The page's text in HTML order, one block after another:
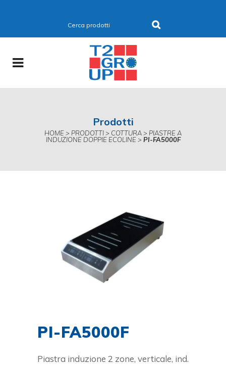
Prodotti
HOME> PRODOTTI> COTTURA> PIASTRE A
INDUZIONE DOPPIE ECOLINE> PI-FA5000F
PI-FA5000F
Piastra induzione 2 zone, verticale, ind.